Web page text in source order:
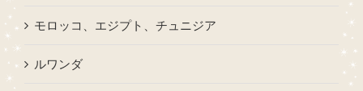
モロッコ、エジプト、チュニジア
ルワンダ